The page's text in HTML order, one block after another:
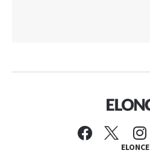
ELONCE